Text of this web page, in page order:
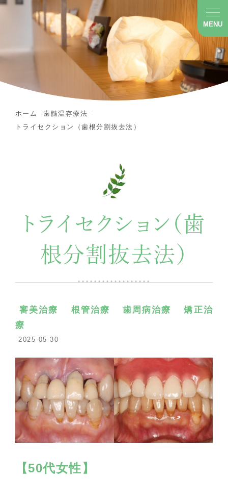
ホーム
歯髄温存療法
トライセクション（歯根分割抜去法）
トライセクション（歯
根分割抜去法）
審美治療 根管治療 歯周病治療
矯正治
療
2025-05-30
【50代女性】
MENU